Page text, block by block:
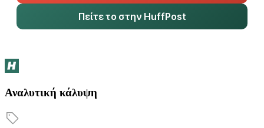
Πείτε το στην HuffPost
Αναλυτική κάλυψη